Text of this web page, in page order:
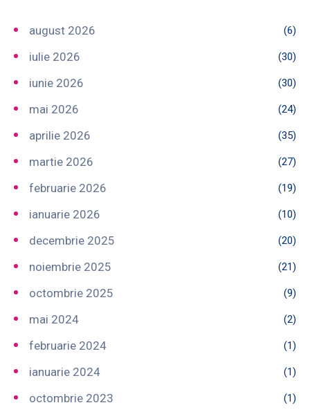
august 2026 (6)
iulie 2026 (30)
iunie 2026 (30)
mai 2026 (24)
aprilie 2026 (35)
martie 2026 (27)
februarie 2026 (19)
ianuarie 2026 (10)
decembrie 2025 (20)
noiembrie 2025 (21)
octombrie 2025 (9)
mai 2024 (2)
februarie 2024 (1)
ianuarie 2024 (1)
octombrie 2023 (1)